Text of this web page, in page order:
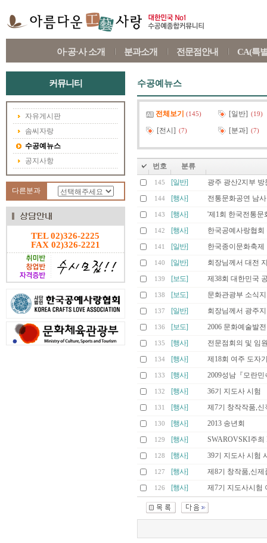
아·공·사 소개 분과소개 전문점안내 CA(특
커뮤니티
자유게시판
솜씨자랑
수공예뉴스
공지사항
다른분과
TEL 02)326-2225
FAX 02)326-2221
수공예뉴스
전체보기 (145) [일반] (19)
[전시] (7) [분과] (7)
번호 분류
145 [일반] 광주 광산2지부 방
144 [행사] 전통문화공연 남
143 [행사] '제1회 한국전통문
142 [행사] 한국공예사랑협회
141 [일반] 한국종이문화축제
140 [일반] 회장님께서 대전
139 [보도] 제38회 대한민국
138 [보도] 문화관광부 소식
137 [일반] 회장님께서 광주
136 [보도] 2006 문화예술발
135 [행사] 전문점회의 및 임
134 [행사] 제18회 여주 도자
133 [행사] 2009성남『모란
132 [행사] 36기 지도사 시험
131 [행사] 제7기 창작작품,신
130 [행사] 2013 송년회
129 [행사] SWAROVSKI주최
128 [행사] 39기 지도사 시험
127 [행사] 제8기 창작품,신제
126 [행사] 제7기 지도사시험